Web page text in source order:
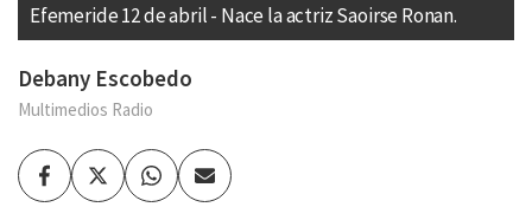
Efemeride 12 de abril - Nace la actriz Saoirse Ronan.
Debany Escobedo
Multimedios Radio
FacebookTwitterWhatsapp
Enviar
por